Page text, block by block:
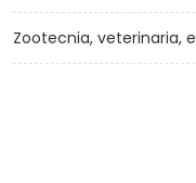
Zootecnia, veterinaria,